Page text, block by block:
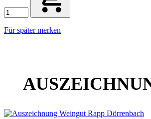
Für später merken